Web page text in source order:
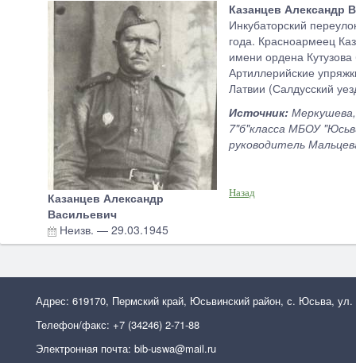
Казанцев Александр
Васильевич
Неизв. — 29.03.1945
Казанцев Александр
Инкубаторский
года. Красноармеец
имени ордена
Артиллерийские
Латвии (Салдусский
Источник:
7"б"класса МБОУ
руководитель
Назад
Адрес: 619170, Пермский край, Юсьвинский район, с. Юсьва, ул.
Телефон/факс: +7 (34246) 2-71-88
Электронная почта: bib-uswa@mail.ru